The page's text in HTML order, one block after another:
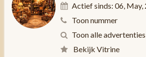
Actief sinds: 06, May,
Toon nummer
Toon alle advertenties
Bekijk Vitrine